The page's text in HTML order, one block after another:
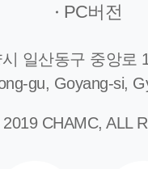
PC버전
일산동구 중앙로
gu, Goyang-si,
CHAMC, ALL